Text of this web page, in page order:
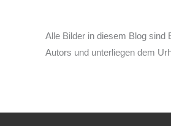
Alle Bilder in diesem Blog sind
Autors und unterliegen dem